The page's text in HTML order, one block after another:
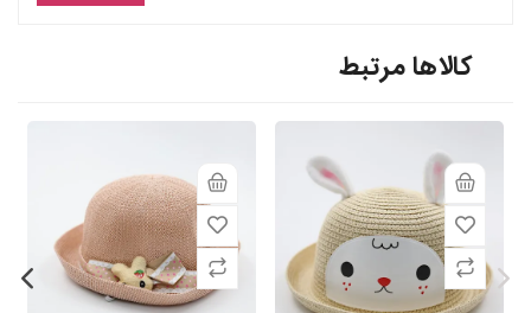
کالاها مرتبط